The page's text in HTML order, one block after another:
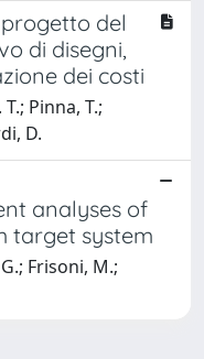
del
di disegni,
dei costi
Pinna, T.;
D.
analyses of
target system
Frisoni, M.;